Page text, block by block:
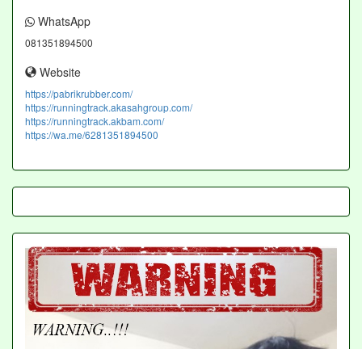
WhatsApp
081351894500
Website
https://pabrikrubber.com/
https://runningtrack.akasahgroup.com/
https://runningtrack.akbam.com/
https://wa.me/6281351894500